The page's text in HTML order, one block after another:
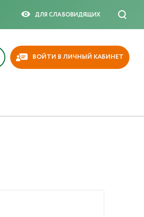
ДЛЯ СЛАБОВИДЯЩИX
ВОЙТИ В ЛИЧНЫЙ КАБИНЕТ